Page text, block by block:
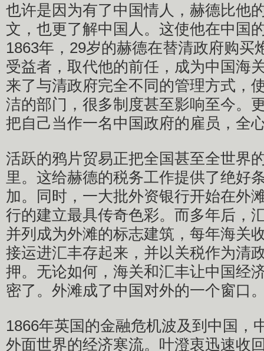
也许是因为有了中国情人，赫德比他
文，也更了解中国人。这使他在中国
1863年，29岁的赫德在替清政府购买
受益者，取代他的前任，成为中国海
来了与清政府完全不同的管理方式，
洁的部门，很多制度甚至影响至今。
把自己当作一名中国政府的雇员，全
活跃的鸦片贸易正把全国甚至全世界
里。这给赫德的税务工作提供了绝好
加。同时，一大批外资银行开始在外
行的建立最具传奇色彩。而多年后，
并列成为外滩的标志建筑，每年海关
接运进汇丰存起来，并以关税作为清
押。无论如何，海关和汇丰让中国经
密了。外滩成了中国对外的一个窗口
1866年英国的金融危机波及到中国，
外面世界的经济寒流。叶澄衷迅速收